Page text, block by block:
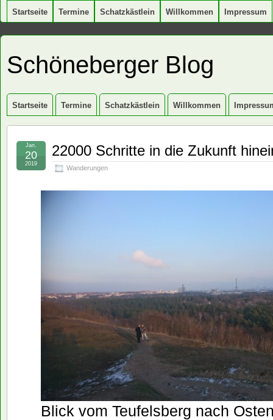
Startseite Termine Schatzkästlein Willkommen Impressum
Schöneberger Blog
Startseite Termine Schatzkästlein Willkommen
22000 Schritte in die Zukunft
Wanderungen
Jan.
20
2019
Blick vom Teufelsberg nach